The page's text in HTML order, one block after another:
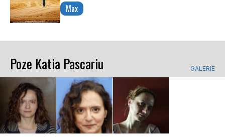
Max
Poze Katia Pascariu GALERIE